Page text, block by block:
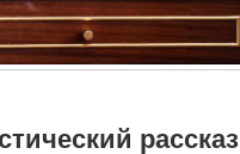
рассказ